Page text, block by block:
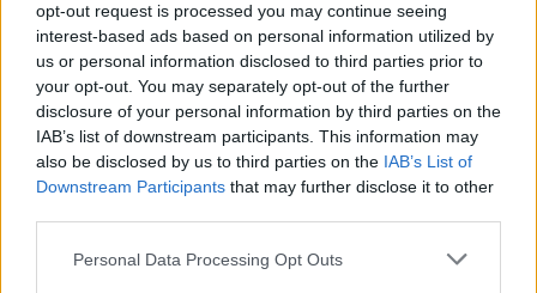
opt-out request is processed you may continue seeing
interest-based ads based on personal information utilized by
us or personal information disclosed to third parties prior to
your opt-out. You may separately opt-out of the further
disclosure of your personal information by third parties on the
IAB’s list of downstream participants. This information may
also be disclosed by us to third parties on the IAB’s List of
Downstream Participants that may further disclose it to other
Personal Data Processing Opt Outs